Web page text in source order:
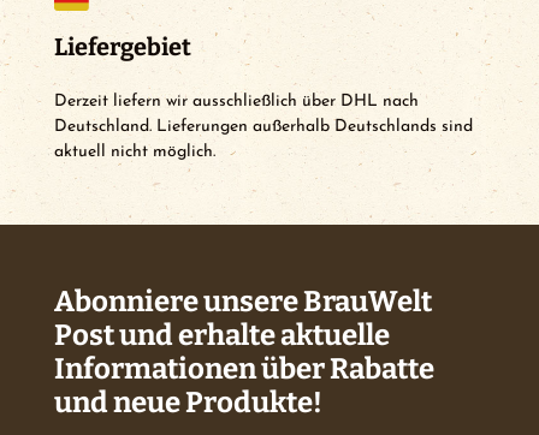
Liefergebiet
Derzeit liefern wir ausschließlich über DHL nach
Deutschland. Lieferungen außerhalb Deutschlands sind
aktuell nicht möglich.
Abonniere unsere BrauWelt
Post und erhalte aktuelle
Informationen über Rabatte
und neue Produkte!